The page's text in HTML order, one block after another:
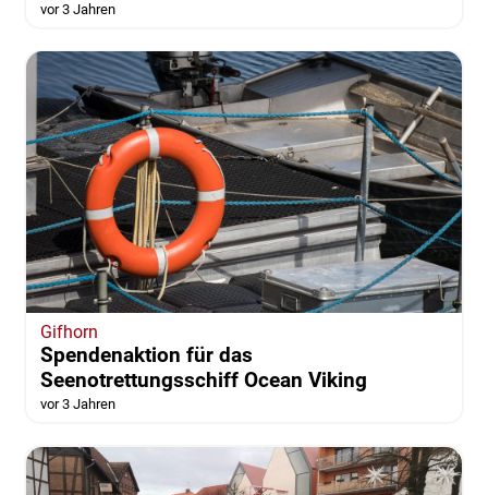
vor 3 Jahren
Gifhorn
Spendenaktion für das
Seenotrettungsschiff Ocean Viking
vor 3 Jahren